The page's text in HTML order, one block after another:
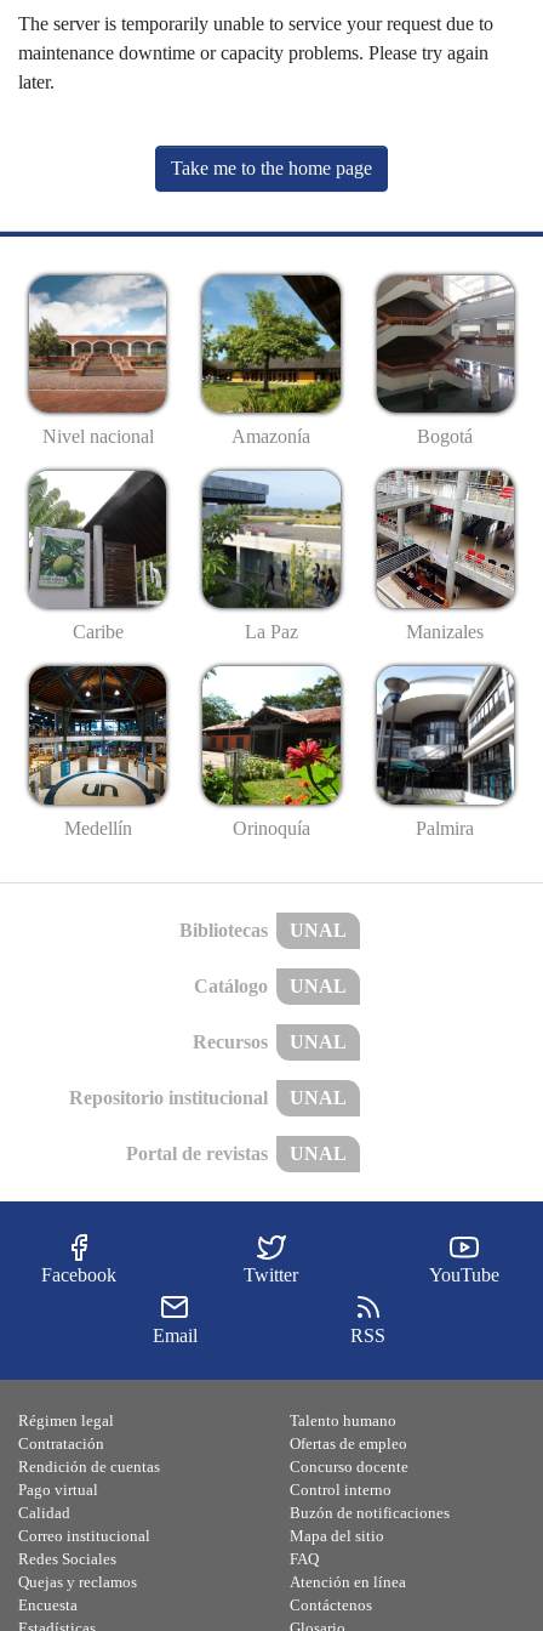
The server is temporarily unable to service your request due to
maintenance downtime or capacity problems. Please try again
later.
Take me to the home page
Nivel nacional Amazonía Bogotá
Caribe La Paz Manizales
Medellín Orinoquía Palmira
Bibliotecas UNAL
Catálogo UNAL
Recursos UNAL
Repositorio institucional UNAL
Portal de revistas UNAL
Facebook Twitter YouTube
Email RSS
Régimen legal
Contratación
Rendición de cuentas
Pago virtual
Calidad
Talento humano
Ofertas de empleo
Concurso docente
Control interno
Buzón de notificaciones
Correo institucional
Redes Sociales
Quejas y reclamos
Encuesta
Mapa del sitio
FAQ
Atención en línea
Contáctenos